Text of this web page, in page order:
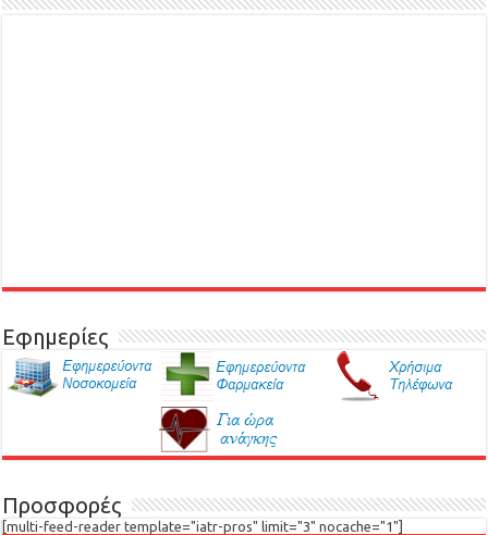
Εφημερίες
Προσφορές
[multi-feed-reader template="iatr-pros" limit="3" nocache="1"]